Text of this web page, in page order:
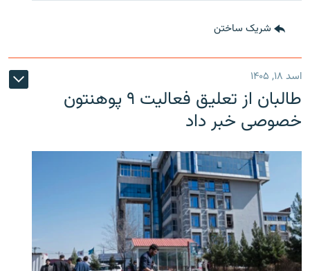
شریک ساختن
اسد ۱۸, ۱۴۰۵
طالبان از تعلیق فعالیت ۹ پوهنتون
خصوصی خبر داد